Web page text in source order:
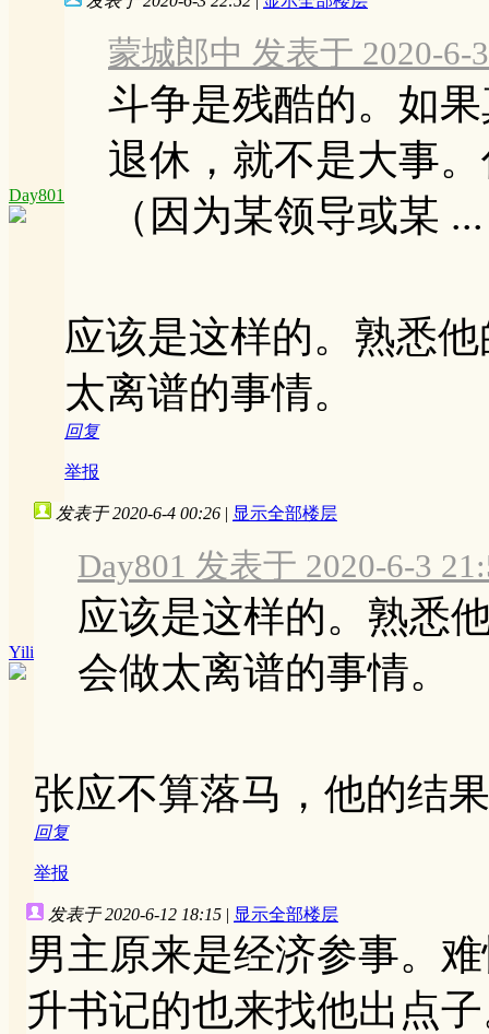
Day801
蒙城郎中 发表于 2020-6-
斗争是残酷的。如
退休，就不是大事
（因为某领导或某 ...
应该是这样的。熟悉
太离谱的事情。
回复
举报
Yili
发表于 2020-6-4 00:26 | 显示全部楼层
Day801 发表于 2020-6-3
应该是这样的。熟悉
会做太离谱的事情。
张应不算落马，他的结
回复
举报
发表于 2020-6-12 18:15 | 显示全部楼层
男主原来是经济参事。
升书记的也来找他出点